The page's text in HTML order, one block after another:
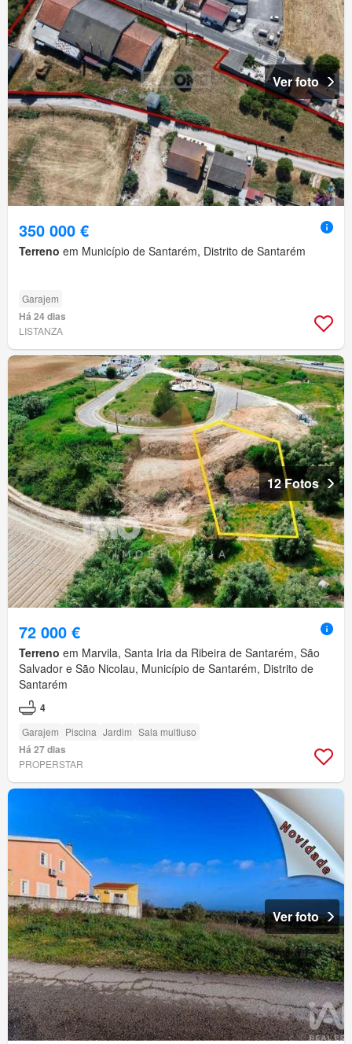
Ver foto
350 000 €
Terreno em Município de Santarém, Distrito de Santarém
Garajem
Há 24 dias
LISTANZA
12 Fotos
72 000 €
Terreno em Marvila, Santa Iria da Ribeira de Santarém, São
Salvador e São Nicolau, Município de Santarém, Distrito de
Santarém
4
Garajem Piscina Jardim Sala multiuso
Há 27 dias
PROPERSTAR
Ver foto